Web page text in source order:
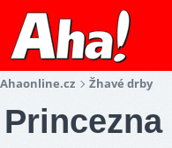
Ahaonline.cz Žhavé drby